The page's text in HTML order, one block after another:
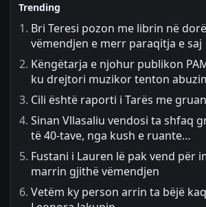
Trending
Bri Teresi pozon me librin në
vëmendjen e merr paraqitja e saj
Këngëtarja e njohur publikon
ku drejtori muzikor tenton
Cili është raporti i Tarës me
Sinan Vllasaliu vendosi ta shfaq
të 40-tave, nga kush e ruante…
Fustani i Lauren lë pak vend për
marrin gjithë vëmendjen
Vetëm ky person arrin ta bëjë